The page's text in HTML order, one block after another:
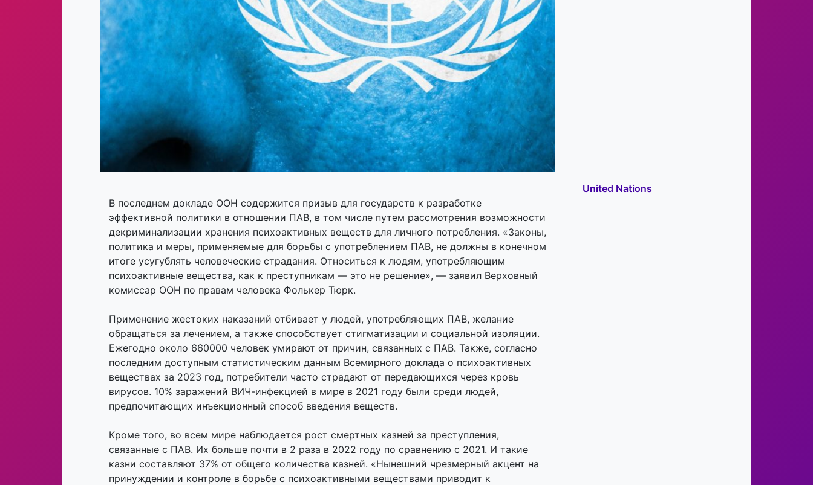
В последнем докладе ООН содержится призыв для государств к разработке
эффективной политики в отношении ПАВ, в том числе путем рассмотрения возможности
декриминализации хранения психоактивных веществ для личного потребления. «Законы,
политика и меры, применяемые для борьбы с употреблением ПАВ, не должны в конечном
итоге усугублять человеческие страдания. Относиться к людям, употребляющим
психоактивные вещества, как к преступникам — это не решение», — заявил Верховный
комиссар ООН по правам человека Фолькер Тюрк.
Применение жестоких наказаний отбивает у людей, употребляющих ПАВ, желание
обращаться за лечением, а также способствует стигматизации и социальной изоляции.
Ежегодно около 660000 человек умирают от причин, связанных с ПАВ. Также, согласно
последним доступным статистическим данным Всемирного доклада о психоактивных
веществах за 2023 год, потребители часто страдают от передающихся через кровь
вирусов. 10% заражений ВИЧ-инфекцией в мире в 2021 году были среди людей,
предпочитающих инъекционный способ введения веществ.
Кроме того, во всем мире наблюдается рост смертных казней за преступления,
связанные с ПАВ. Их больше почти в 2 раза в 2022 году по сравнению с 2021. И такие
казни составляют 37% от общего количества казней. «Нынешний чрезмерный акцент на
принуждении и контроле в борьбе с психоактивными веществами приводит к
United Nations